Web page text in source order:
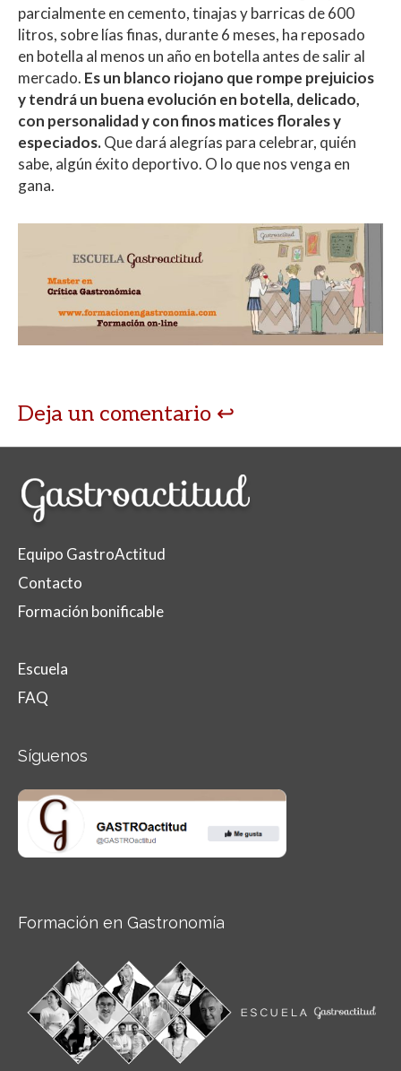
parcialmente en cemento, tinajas y barricas de 600
litros, sobre lías finas, durante 6 meses, ha reposado
en botella al menos un año en botella antes de salir al
mercado. Es un blanco riojano que rompe prejuicios
y tendrá un buena evolución en botella, delicado,
con personalidad y con finos matices florales y
especiados.Que dará alegrías para celebrar, quién
sabe, algún éxito deportivo. O lo que nos venga en
gana.
Deja un comentario
Equipo GastroActitud
Contacto
Formación bonificable
Escuela
FAQ
Síguenos
Formación en Gastronomía